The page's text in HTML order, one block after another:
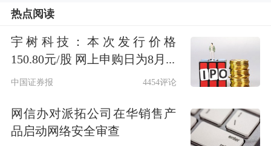
行今年6月宣布降息后再次下调利率。
中国外汇投资研究院院长谭雅玲在接受
每经记者电话采访时表示，美元贬值趋
势叠加美联储降息预期增强，可能是刺
激黄金价格上涨较重要的关联因素。展
热点阅读
宇树科技：本次发行价格
150.80元/股 网上申购日为8月...
中国证券报 4454评论
网信办对派拓公司在华销售产
品启动网络安全审查